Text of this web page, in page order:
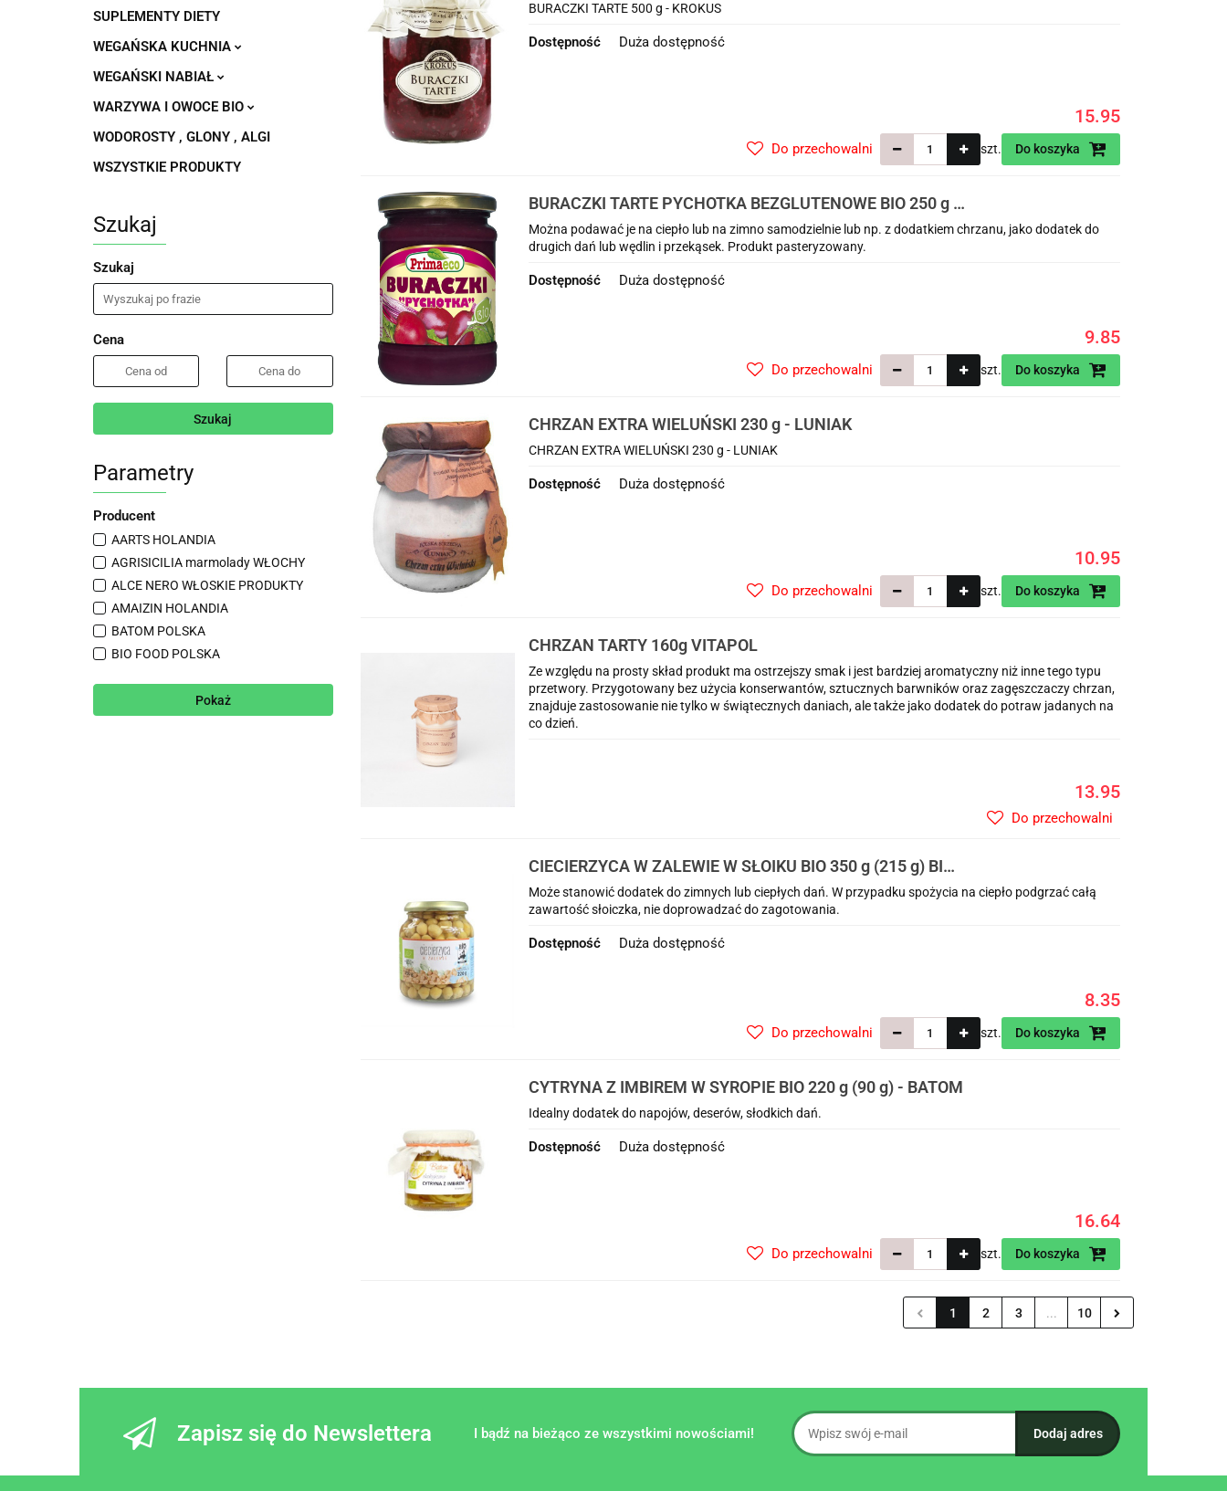
SUPLEMENTY DIETY
WEGAŃSKA KUCHNIA
WEGAŃSKI NABIAŁ
WARZYWA I OWOCE BIO
WODOROSTY , GLONY , ALGI
WSZYSTKIE PRODUKTY
Szukaj
Szukaj
Cena
Szukaj
Parametry
Producent
AARTS HOLANDIA
AGRISICILIA marmolady WŁOCHY
ALCE NERO WŁOSKIE PRODUKTY
AMAIZIN HOLANDIA
BATOM POLSKA
BIO FOOD POLSKA
produkty WŁOCHY
BIO PLANET - CHŁODNICZE
VITAPOL POLSKA
ZWERGENWIESE NIEMCY
Pokaż
BURACZKI TARTE 500 g - KROKUS
Dostępność Duża dostępność
15.95
szt. Do koszyka
Do przechowalni
BURACZKI TARTE PYCHOTKA BEZGLUTENOWE BIO 250 g -
PRIMAVIKA (PRIMAECO)
Można podawać je na ciepło lub na zimno samodzielnie lub np. z dodatkiem chrzanu, jako dodatek do
drugich dań lub wędlin i przekąsek. Produkt pasteryzowany.
Dostępność Duża dostępność
9.85
szt. Do koszyka
Do przechowalni
CHRZAN EXTRA WIELUŃSKI 230 g - LUNIAK
CHRZAN EXTRA WIELUŃSKI 230 g - LUNIAK
Dostępność Duża dostępność
10.95
szt. Do koszyka
Do przechowalni
CHRZAN TARTY 160g VITAPOL
Ze względu na prosty skład produkt ma ostrzejszy smak i jest bardziej aromatyczny niż inne tego typu
przetwory. Przygotowany bez użycia konserwantów, sztucznych barwników oraz zagęszczaczy chrzan,
znajduje zastosowanie nie tylko w świątecznych daniach, ale także jako dodatek do potraw jadanych na
co dzień.
13.95
Do przechowalni
CIECIERZYCA W ZALEWIE W SŁOIKU BIO 350 g (215 g) BIO
PLANET
Może stanowić dodatek do zimnych lub ciepłych dań. W przypadku spożycia na ciepło podgrzać całą
zawartość słoiczka, nie doprowadzać do zagotowania.
Dostępność Duża dostępność
8.35
szt. Do koszyka
Do przechowalni
CYTRYNA Z IMBIREM W SYROPIE BIO 220 g (90 g) - BATOM
Idealny dodatek do napojów, deserów, słodkich dań.
Dostępność Duża dostępność
16.64
szt. Do koszyka
Do przechowalni
1 2 3 ... 10
Zapisz się do Newslettera I bądź na bieżąco ze wszystkimi nowościami!